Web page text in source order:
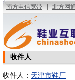
收件人
收件人： 天津市鞋厂